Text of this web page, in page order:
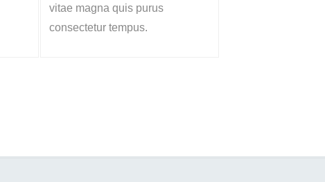
vitae magna quis purus
consectetur tempus.